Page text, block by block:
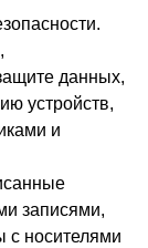
данных,
устройств,
и
записями,
с носителями